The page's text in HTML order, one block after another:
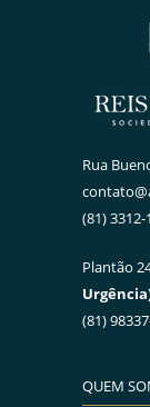
Rua
(81)
Plantão
(81)
QUEM